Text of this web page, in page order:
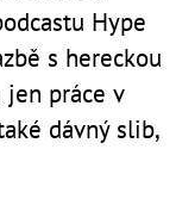
Hype
s hereckou
práce v
dávný slib,